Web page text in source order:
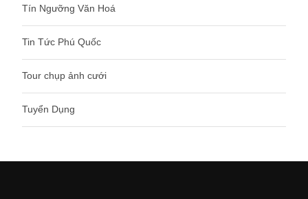
Tín Ngưỡng Văn Hoá
Tin Tức Phú Quốc
Tour chụp ảnh cưới
Tuyển Dụng